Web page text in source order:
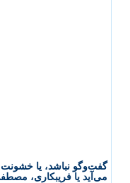
گفت‌وگو نباشد، یا
می‌آید یا فریبکاری،